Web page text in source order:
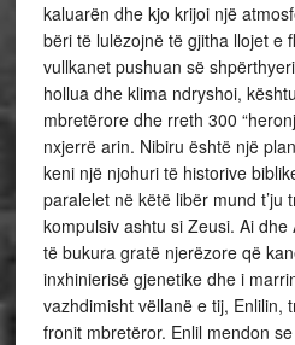
kaluarën dhe kjo krijoi një
bëri të lulëzojnë të gjitha llojet e
vullkanet pushuan së
hollua dhe klima ndryshoi,
mbretërore dhe rreth 300
nxjerrë arin. Nibiru është një
keni një njohuri të historive
paralelet në këtë libër mund t’ju
kompulsiv ashtu si Zeusi. Ai
të bukura gratë njerëzore që
inxhinierisë gjenetike dhe i
vazhdimisht vëllanë e tij, Enlilin,
fronit mbretëror. Enlil mendon